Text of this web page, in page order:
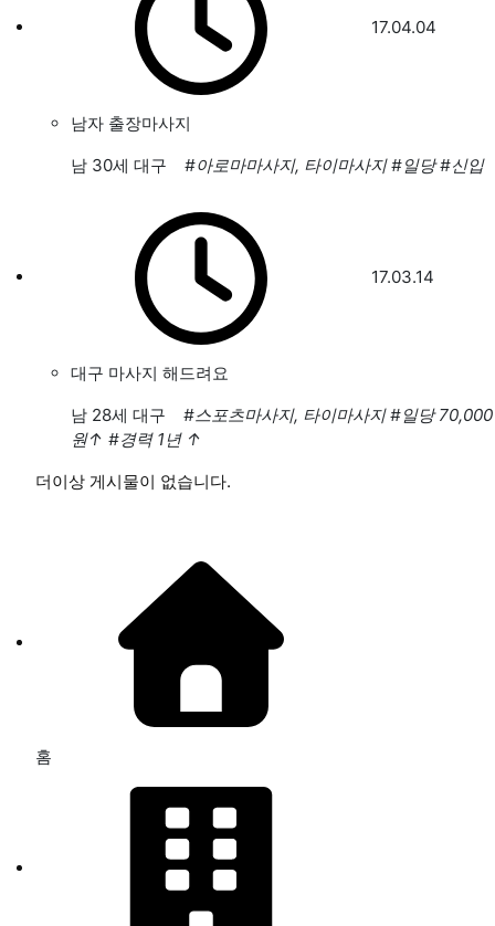
17.04.04
남자 출장마사지
남 30세 대구 #아로마마사지, 타이마사지 #일당 #신입
17.03.14
대구 마사지 해드려요
남 28세 대구 #스포츠마사지, 타이마사지 #일당 70,000
원↑ #경력 1년 ↑
더이상 게시물이 없습니다.
홈